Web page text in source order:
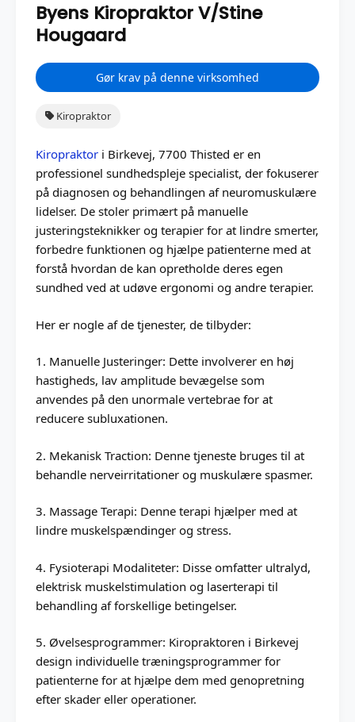
Byens Kiropraktor V/Stine
Hougaard
Gør krav på denne virksomhed
Kiropraktor
Kiropraktor i Birkevej, 7700 Thisted er en
professionel sundhedspleje specialist, der fokuserer
på diagnosen og behandlingen af neuromuskulære
lidelser. De stoler primært på manuelle
justeringsteknikker og terapier for at lindre smerter,
forbedre funktionen og hjælpe patienterne med at
forstå hvordan de kan opretholde deres egen
sundhed ved at udøve ergonomi og andre terapier.
Her er nogle af de tjenester, de tilbyder:
1. Manuelle Justeringer: Dette involverer en høj
hastigheds, lav amplitude bevægelse som
anvendes på den unormale vertebrae for at
reducere subluxationen.
2. Mekanisk Traction: Denne tjeneste bruges til at
behandle nerveirritationer og muskulære spasmer.
3. Massage Terapi: Denne terapi hjælper med at
lindre muskelspændinger og stress.
4. Fysioterapi Modaliteter: Disse omfatter ultralyd,
elektrisk muskelstimulation og laserterapi til
behandling af forskellige betingelser.
5. Øvelsesprogrammer: Kiropraktoren i Birkevej
design individuelle træningsprogrammer for
patienterne for at hjælpe dem med genopretning
efter skader eller operationer.